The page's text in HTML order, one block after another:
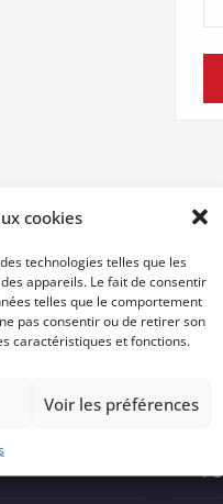
cookies
technologies telles que les
appareils. Le fait de consentir
telles que le comportement
pas consentir ou de retirer son
caractéristiques et fonctions.
Voir les préférences